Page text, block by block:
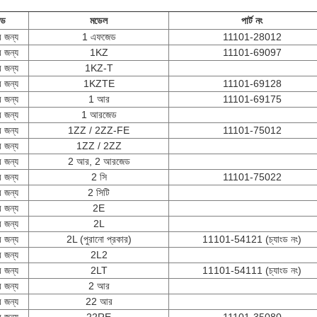
মডেল
পার্ট নং
জন্য
1 এফজেড
11101-28012
জন্য
1KZ
11101-69097
জন্য
1KZ-T
জন্য
1KZTE
11101-69128
জন্য
1 আর
11101-69175
জন্য
1 আরজেড
জন্য
1ZZ / 2ZZ-FE
11101-75012
জন্য
1ZZ / 2ZZ
জন্য
2 আর, 2 আরজেড
জন্য
2 সি
11101-75022
জন্য
2 সিটি
জন্য
2E
জন্য
2L
জন্য
2L (পুরানো প্রকার)
11101-54121 (চ্যাংড নং)
জন্য
2L2
জন্য
2LT
11101-54111 (চ্যাংড নং)
জন্য
2 আর
জন্য
22 আর